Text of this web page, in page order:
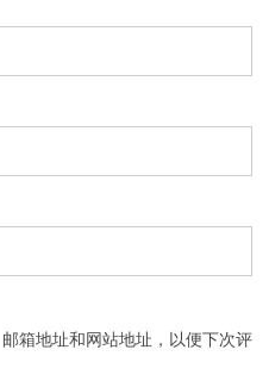
箱地址和网站地址，以便下次评